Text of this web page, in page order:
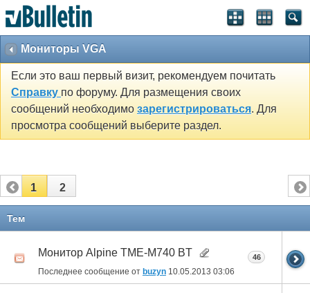
Мониторы VGA
Если это ваш первый визит, рекомендуем почитать
Справку по форуму. Для размещения своих
сообщений необходимо зарегистрироваться. Для
просмотра сообщений выберите раздел.
1 2
Тем
Монитор Alpine TME-M740 BT
Последнее сообщение от buzyn 10.05.2013 03:06
46